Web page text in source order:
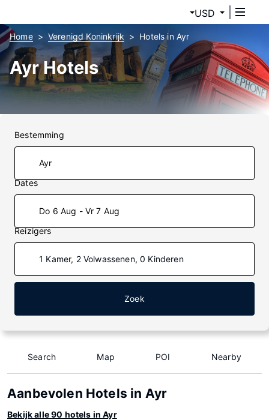
USD
Home Verenigd Koninkrijk Hotels in Ayr
Ayr Hotels
Bestemming
Dates
Do 6 Aug - Vr 7 Aug
Reizigers
1 Kamer, 2 Volwassenen, 0 Kinderen
Zoek
Search Map POI Nearby
Aanbevolen Hotels in Ayr
Bekijk alle 90 hotels in Ayr